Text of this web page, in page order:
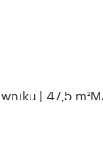
| 47,5